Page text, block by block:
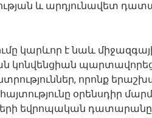
և արդյունավետ
կարևոր է նաև
կոնվենցիան
որոնք
օրենսդիր
եվրոպական դատարանը